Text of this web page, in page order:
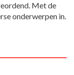
Met de
onderwerpen in.